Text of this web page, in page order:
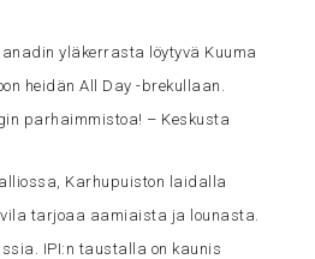
yläkerrasta löytyvä Kuuma
heidän All Day -brekullaan.
parhaimmistoa! – Keskusta
Karhupuiston laidalla
tarjoaa aamiaista ja lounasta.
IPI:n taustalla on kaunis